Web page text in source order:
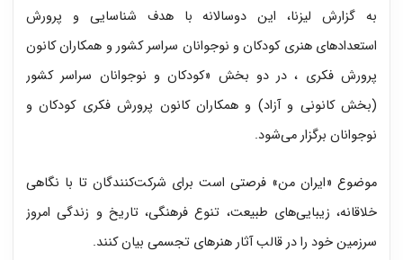
به گزارش لیزنا، این دوسالانه با هدف شناسایی و پرورش
استعدادهای هنری کودکان و نوجوانان سراسر کشور و همکاران کانون
پرورش فکری ، در دو بخش «کودکان و نوجوانان سراسر کشور
(بخش کانونی و آزاد) و همکاران کانون پرورش فکری کودکان و
نوجوانان برگزار می‌شود.
موضوع «ایران من» فرصتی است برای شرکت‌کنندگان تا با نگاهی
خلاقانه، زیبایی‌های طبیعت، تنوع فرهنگی، تاریخ و زندگی امروز
سرزمین خود را در قالب آثار هنرهای تجسمی بیان کنند.